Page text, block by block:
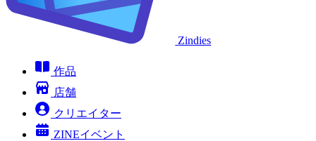
Zindies
作品
店舗
クリエイター
ZINEイベント